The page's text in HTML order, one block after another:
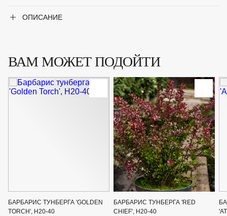
Крупногабаритный товар
Сорт
Форма Раскидистый кустарник
Красный, Желтый
Желто-красный
3
3
ОПИСАНИЕ
ВАМ МОЖЕТ ПОДОЙТИ
БАРБАРИС ТУНБЕРГА 'GOLDEN
TORCH', H20-40
БАРБАРИС ТУНБЕРГА 'RED
CHIEF', H20-40